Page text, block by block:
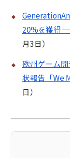
20%を獲得
月3日）
欧州ゲーム
状報告「We
日）